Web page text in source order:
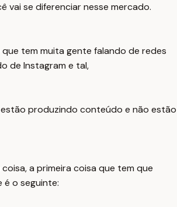
vai se diferenciar nesse mercado.
tem muita gente falando de redes
de Instagram e tal,
produzindo conteúdo e não estão
a primeira coisa que tem que
é o seguinte: